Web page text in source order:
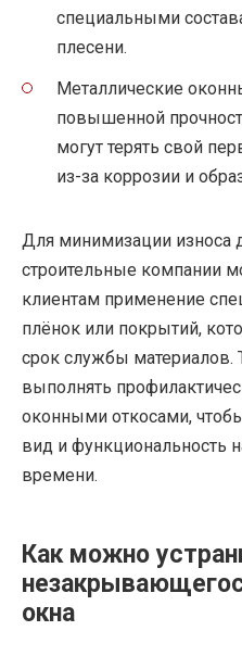
специальными
плесени.
Металлические
повышенной
могут терять свой
из-за коррозии и
Для минимизации износа
строительные компании
клиентам применение
плёнок или покрытий,
срок службы материалов.
выполнять
оконными откосами,
вид и функциональность
времени.
Как можно
окна